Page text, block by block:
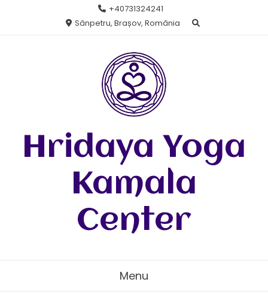
+40731324241
Sânpetru, Brașov, România
Hridaya Yoga
Kamala
Center
Menu